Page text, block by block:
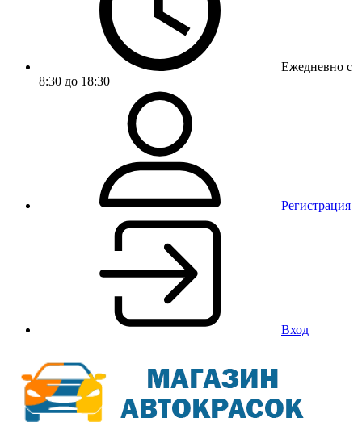
Ежедневно с
8:30 до 18:30
Регистрация
Вход